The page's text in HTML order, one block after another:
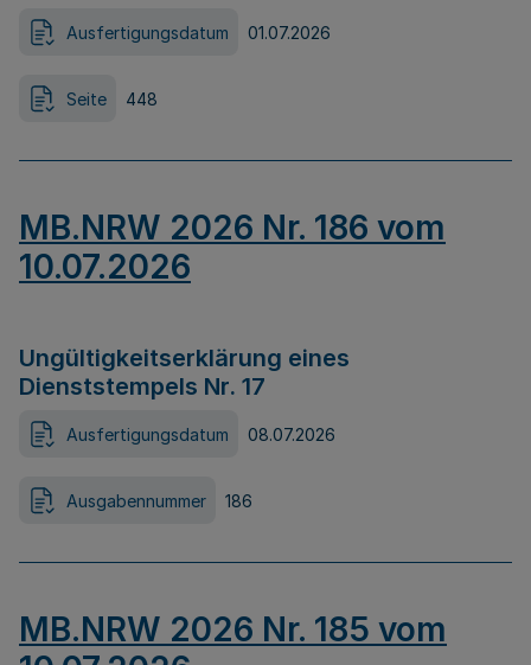
Ausfertigungsdatum 01.07.2026
Seite 448
MB.NRW 2026 Nr. 186 vom
10.07.2026
Ungültigkeitserklärung eines
Dienststempels Nr. 17
Ausfertigungsdatum 08.07.2026
Ausgabennummer 186
MB.NRW 2026 Nr. 185 vom